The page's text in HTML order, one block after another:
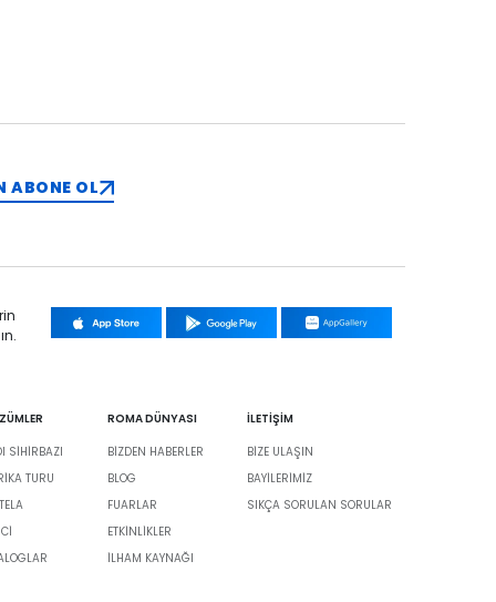
ABONE OL
SİHİRBAZI
TURU
ROMA DÜNYASI
BIZDEN HABERLER
BLOG
FUARLAR
ETKINLIKLER
İLHAM KAYNAĞI
İLETİŞİM
BIZE ULAŞIN
BAYILERIMIZ
SIKÇA SORULAN SORULAR